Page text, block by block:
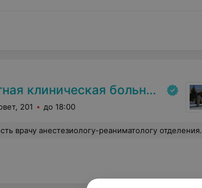
клиническая больница
201 до 18:00
благодарю Вас за Ваши усилия, старания,профессионализм,доброту сердца и огромное мастерство. Вы замечательный врач,отменный специалист своего дела,и,если бы не Вы,кто знает,как сложилась бы в дальнейшем моя судьба. Пусть Вам всегда улыбается удача,будьте здоровы и счастливы. Пусть Ваш благородный труд будет признан и достойно вознагражден.